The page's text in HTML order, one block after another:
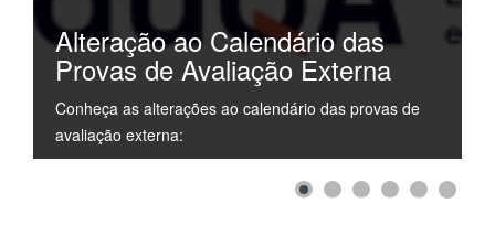
Alteração ao Calendário das
Provas de Avaliação Externa
Conheça as alterações ao calendário das provas de
avaliação externa: